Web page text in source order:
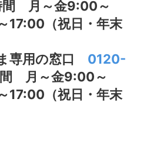
間 月～金9:00～
17:00（祝日・年末
専用の窓口 0120-
間 月～金9:00～
17:00（祝日・年末